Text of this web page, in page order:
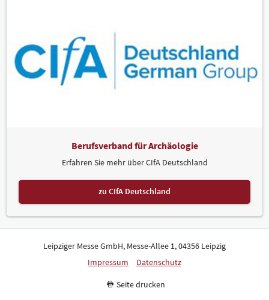
Berufsverband für Archäologie
Erfahren Sie mehr über CIfA Deutschland
zu CIfA Deutschland
Leipziger Messe GmbH, Messe-Allee 1, 04356 Leipzig
Impressum
Datenschutz
Seite drucken